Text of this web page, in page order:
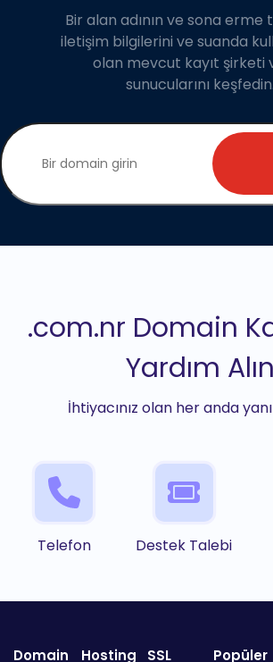
Bir alan adının ve sona erme
iletişim bilgilerini ve suanda
olan mevcut kayıt şirketi
sunucularını keşfedin.
.com.nr Domain
Yardım Alın
İhtiyacınız olan her anda
Telefon Destek Talebi
Domain Hosting SSL Popüler